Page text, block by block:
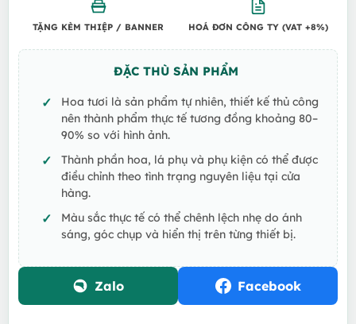
TẶNG KÈM THIỆP / BANNER HOÁ ĐƠN CÔNG TY (VAT +8%)
ĐẶC THÙ SẢN PHẨM
Hoa tươi là sản phẩm tự nhiên, thiết kế thủ công
nên thành phẩm thực tế tương đồng khoảng 80–
90% so với hình ảnh.
Thành phần hoa, lá phụ và phụ kiện có thể được
điều chỉnh theo tình trạng nguyên liệu tại cửa
hàng.
Màu sắc thực tế có thể chênh lệch nhẹ do ánh
sáng, góc chụp và hiển thị trên từng thiết bị.
Zalo Facebook